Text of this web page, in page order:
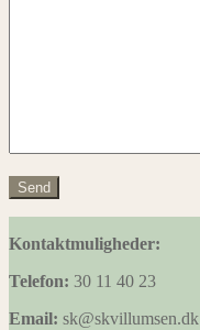
Kontaktmuligheder:
Telefon: 30 11 40 23
Email: sk@skvillumsen.dk